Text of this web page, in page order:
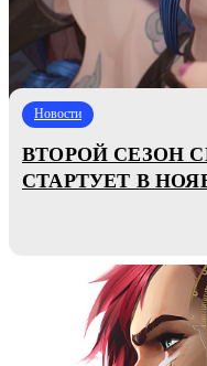
Новости
ВТОРОЙ СЕЗОН
СТАРТУЕТ В